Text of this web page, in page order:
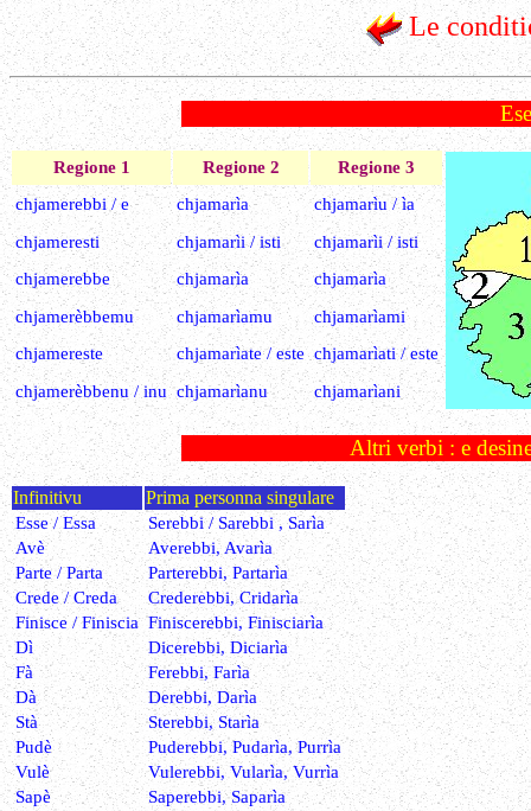
Le
Regione 1 Regione 2
Regione 3
chjamerebbi / e
chjamarìa
chjamarìu / ìa
chjameresti
chjamarìi / isti
chjamarìi / isti
chjamerebbe
chjamarìa
chjamarìa
chjamerèbbemu
chjamarìamu
chjamarìami
chjamereste
chjamarìate / este chjamarìati / este
chjamerèbbenu / inu chjamarìanu chjamarìani
Altri verbi : e
Infinitivu Prima personna singulare
Esse / Essa
Serebbi / Sarebbi , Sarìa
Avè
Averebbi, Avarìa
Parte / Parta
Parterebbi, Partarìa
Crede / Creda
Crederebbi, Cridarìa
Finisce / Finiscia Finiscerebbi, Finisciarìa
Dì
Dicerebbi, Diciarìa
Fà
Ferebbi, Farìa
Dà
Derebbi, Darìa
Stà
Sterebbi, Starìa
Pudè
Puderebbi, Pudarìa, Purrìa
Vulè
Vulerebbi, Vularìa, Vurrìa
Sapè
Saperebbi, Saparìa